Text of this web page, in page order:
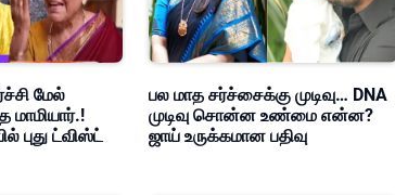
மேல்
மாமியார்.!
புது ட்விஸ்ட்
பல மாத சர்ச்சைக்கு முடிவு… DNA
முடிவு சொன்ன உண்மை என்ன?
ஜாய் உருக்கமான பதிவு